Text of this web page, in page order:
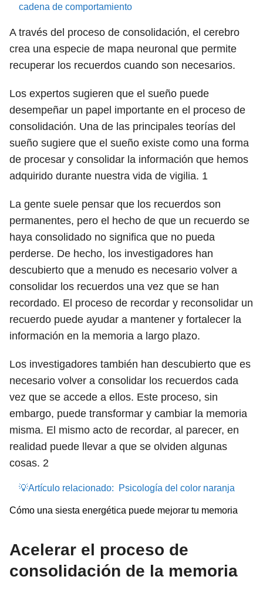
cadena de comportamiento
A través del proceso de consolidación, el cerebro
crea una especie de mapa neuronal que permite
recuperar los recuerdos cuando son necesarios.
Los expertos sugieren que el sueño puede
desempeñar un papel importante en el proceso de
consolidación. Una de las principales teorías del
sueño sugiere que el sueño existe como una forma
de procesar y consolidar la información que hemos
adquirido durante nuestra vida de vigilia. 1
La gente suele pensar que los recuerdos son
permanentes, pero el hecho de que un recuerdo se
haya consolidado no significa que no pueda
perderse. De hecho, los investigadores han
descubierto que a menudo es necesario volver a
consolidar los recuerdos una vez que se han
recordado. El proceso de recordar y reconsolidar un
recuerdo puede ayudar a mantener y fortalecer la
información en la memoria a largo plazo.
Los investigadores también han descubierto que es
necesario volver a consolidar los recuerdos cada
vez que se accede a ellos. Este proceso, sin
embargo, puede transformar y cambiar la memoria
misma. El mismo acto de recordar, al parecer, en
realidad puede llevar a que se olviden algunas
cosas. 2
💡Artículo relacionado: Psicología del color naranja
Cómo una siesta energética puede mejorar tu memoria
Acelerar el proceso de
consolidación de la memoria